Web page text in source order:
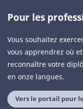
Pour les
Vous souhaitez
vous apprendrez où
reconnaître votre
en onze langues.
Vers le portail pour